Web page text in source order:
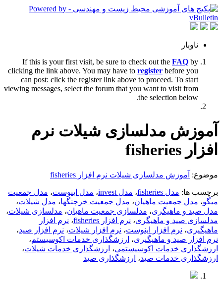
ناوبار
If this is your first visit, be sure to check out the FAQ by
clicking the link above. You may have to register before you
can post: click the register link above to proceed. To start
viewing messages, select the forum that you want to visit from
the selection below.
آموزش مدلسازی شیلات نرم
افزار fisheries
موضوع: آموزش مدلسازی شیلات نرم افزار fisheries
برچسب ها: مدل fisheries ، مدل invest ، مدل اینوست، مدل جمعیت
میگو، مدل جمعیت ماهیان، مدل جمعیت خرچنگها، مدل شیلات،
مدل صید و ماهیگری، مدلسازی جمعیت ماهیان، مدلسازی شیلات،
مدلسازی صید و ماهیگری، نرم افزار fisheries ، نرم افزار
ماهیگیری، نرم افزار اینوست، نرم افزار شیلات، نرم افزار صید،
نرم افزار صید و ماهیگیری، ارزشگذاری خدمات اکوسیستم،
ارزشگذاری خدمات اکوسیستمی، ارزشگذاری خدمات شیلات،
ارزشگذاری خدمات صید، ارزشگذاری صید